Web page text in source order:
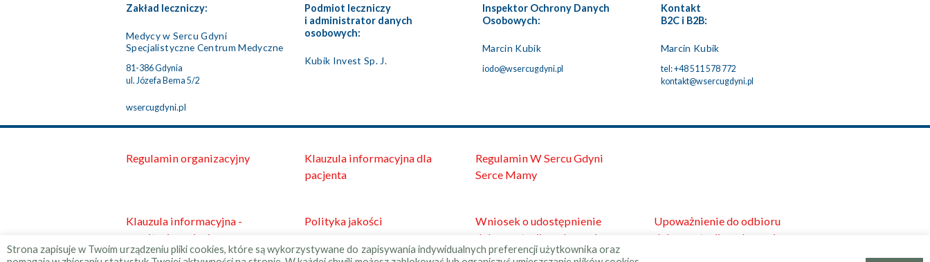
Mgr Julia Tyszkiewicz
Psycholog
Zakład leczniczy:
Medycy w Sercu Gdyni
Specjalistyczne Centrum Medyczne
81-386 Gdynia
ul. Józefa Bema 5/2
wsercugdyni.pl
Podmiot leczniczy
i administrator danych
osobowych:
Kubik Invest Sp. J.
Inspektor Ochrony Danych
Osobowych:
Marcin Kubik
iodo@wsercugdyni.pl
Kontakt
B2C i B2B:
Marcin Kubik
tel: +48 511 578 772
kontakt@wsercugdyni.pl
Regulamin organizacyjny
Klauzula informacyjna dla
pacjenta
Regulamin W Sercu Gdyni
Serce Mamy
Klauzula informacyjna -
monitoring wizyjny
Polityka jakości
Wniosek o udostępnienie
dokumentacji medycznej
Upoważnienie do odbioru
dokumentacji medycznej
Strona zapisuje w Twoim urządzeniu pliki cookies, które są wykorzystywane do zapisywania indywidualnych preferencji użytkownika oraz